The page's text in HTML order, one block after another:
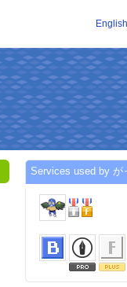
English
Services used by が